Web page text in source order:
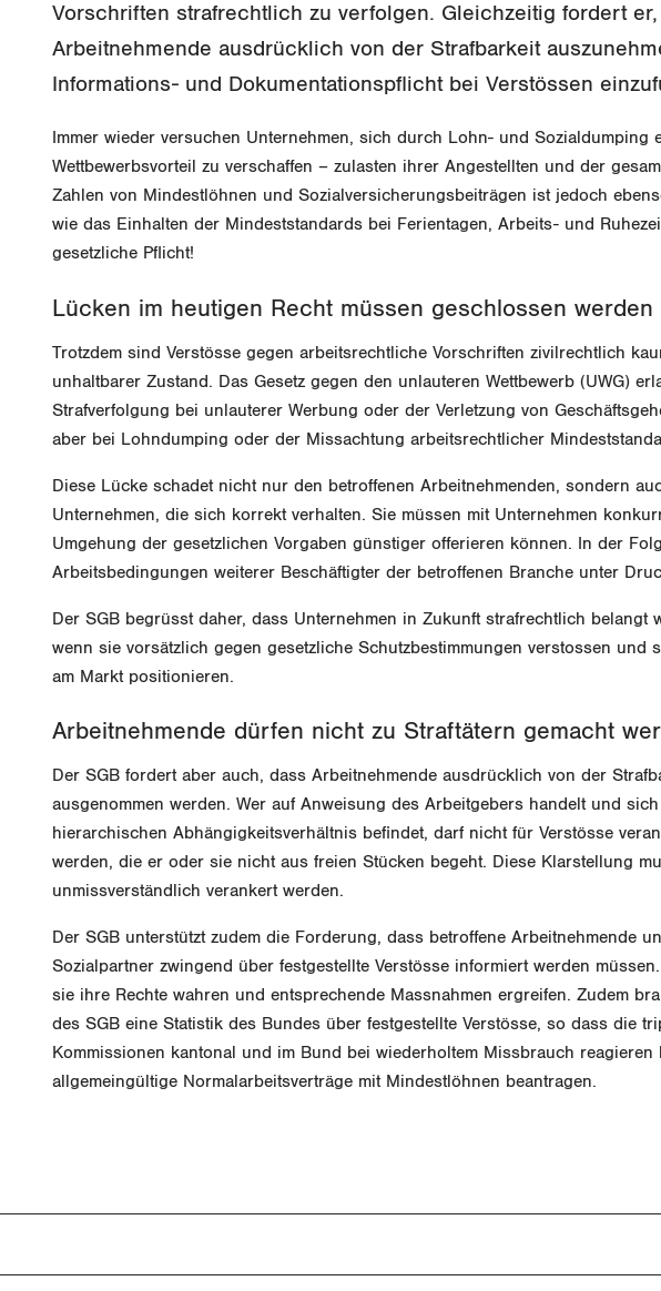
Vorschriften strafrechtlich zu verfolgen. Gleichzeitig fordert er,
Arbeitnehmende ausdrücklich von der Strafbarkeit
Informations- und Dokumentationspflicht bei Verstössen
Immer wieder versuchen Unternehmen, sich durch Lohn- und Sozialdumping
Wettbewerbsvorteil zu verschaffen – zulasten ihrer Angestellten und der
Zahlen von Mindestlöhnen und Sozialversicherungsbeiträgen ist jedoch
wie das Einhalten der Mindeststandards bei Ferientagen, Arbeits- und
gesetzliche Pflicht!
Lücken im heutigen Recht müssen geschlossen werden
Trotzdem sind Verstösse gegen arbeitsrechtliche Vorschriften zivilrechtlich
unhaltbarer Zustand. Das Gesetz gegen den unlauteren Wettbewerb (UWG)
Strafverfolgung bei unlauterer Werbung oder der Verletzung von
aber bei Lohndumping oder der Missachtung arbeitsrechtlicher
Diese Lücke schadet nicht nur den betroffenen Arbeitnehmenden, sondern
Unternehmen, die sich korrekt verhalten. Sie müssen mit Unternehmen
Umgehung der gesetzlichen Vorgaben günstiger offerieren können. In der
Arbeitsbedingungen weiterer Beschäftigter der betroffenen Branche unter
Der SGB begrüsst daher, dass Unternehmen in Zukunft strafrechtlich belangt
wenn sie vorsätzlich gegen gesetzliche Schutzbestimmungen verstossen und
am Markt positionieren.
Arbeitnehmende dürfen nicht zu Straftätern gemacht
Der SGB fordert aber auch, dass Arbeitnehmende ausdrücklich von der
ausgenommen werden. Wer auf Anweisung des Arbeitgebers handelt und
hierarchischen Abhängigkeitsverhältnis befindet, darf nicht für Verstösse
werden, die er oder sie nicht aus freien Stücken begeht. Diese Klarstellung
unmissverständlich verankert werden.
Der SGB unterstützt zudem die Forderung, dass betroffene Arbeitnehmende
Sozialpartner zwingend über festgestellte Verstösse informiert werden
sie ihre Rechte wahren und entsprechende Massnahmen ergreifen. Zudem
des SGB eine Statistik des Bundes über festgestellte Verstösse, so dass die
Kommissionen kantonal und im Bund bei wiederholtem Missbrauch reagieren
allgemeingültige Normalarbeitsverträge mit Mindestlöhnen beantragen.